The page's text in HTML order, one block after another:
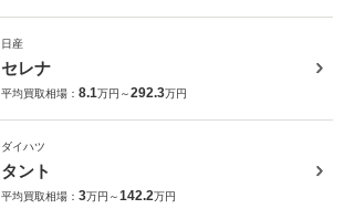
日産
セレナ
平均買取相場： 8.1万円～292.3万円
ダイハツ
タント
平均買取相場： 3万円～142.2万円